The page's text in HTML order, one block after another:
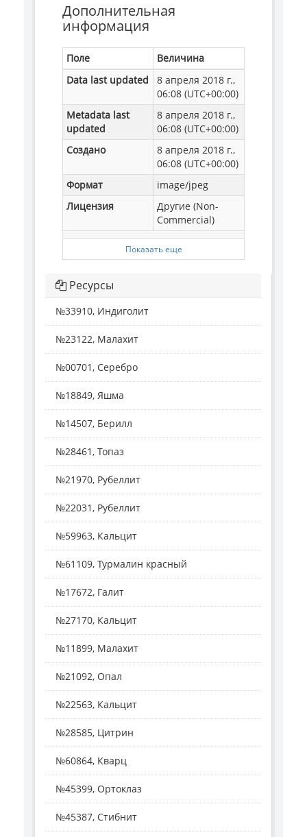
Дополнительная
информация
Поле
Величина
Data last updated
8 апреля 2018 г.,
06:08 (UTC+00:00)
Metadata last
updated
8 апреля 2018 г.,
06:08 (UTC+00:00)
Создано
8 апреля 2018 г.,
06:08 (UTC+00:00)
Формат
image/jpeg
Лицензия
Другие (Non-
Commercial)
Показать еще
Ресурсы
№33910, Индиголит
№23122, Малахит
№00701, Серебро
№18849, Яшма
№14507, Берилл
№28461, Топаз
№21970, Рубеллит
№22031, Рубеллит
№59963, Кальцит
№61109, Турмалин красный
№17672, Галит
№27170, Кальцит
№11899, Малахит
№21092, Опал
№22563, Кальцит
№28585, Цитрин
№60864, Кварц
№45399, Ортоклаз
№45387, Стибнит